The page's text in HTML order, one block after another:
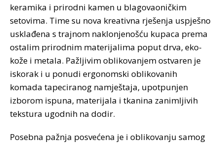
keramika i prirodni kamen u blagovaoničkim
setovima. Time su nova kreativna rješenja uspješno
usklađena s trajnom naklonjenošću kupaca prema
ostalim prirodnim materijalima poput drva, eko-
kože i metala. Pažljivim oblikovanjem ostvaren je
iskorak i u ponudi ergonomski oblikovanih
komada tapeciranog namještaja, upotpunjen
izborom ispuna, materijala i tkanina zanimljivih
tekstura ugodnih na dodir.
Posebna pažnja posvećena je i oblikovanju samog